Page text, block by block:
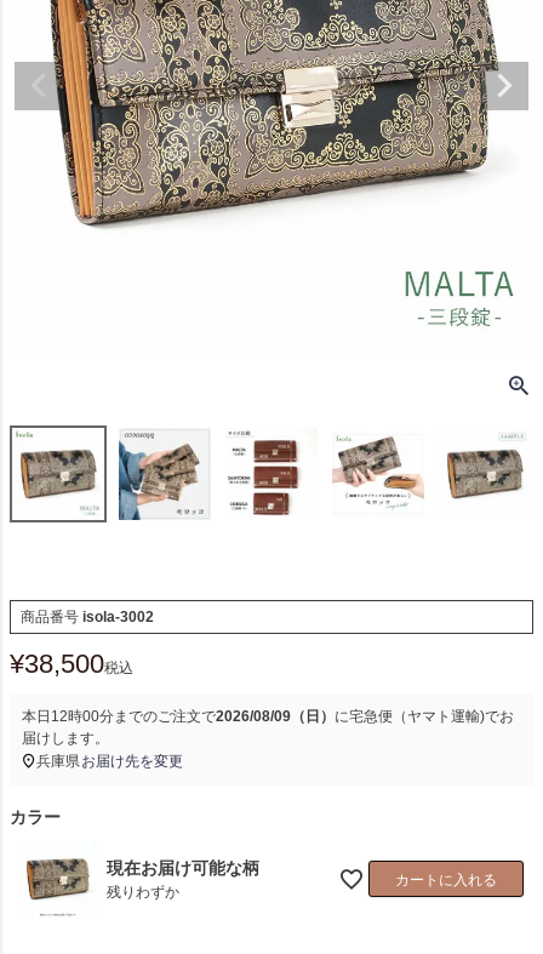
商品番号 isola-3002
¥38,500税込
本日 12時00分までのご注文で2026/08/09（日） に宅急便（ヤマト運輸)でお
届けします。
兵庫県お届け先を変更
カラー
現在お届け可能な柄
残りわずか
カートに入れる